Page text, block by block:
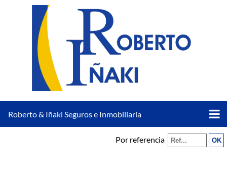
Roberto & Iñaki Seguros e Inmobiliaria
Por referencia